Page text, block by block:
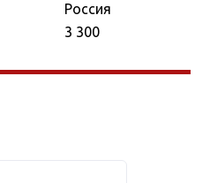
Россия
3 300